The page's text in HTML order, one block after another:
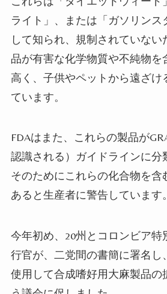
ライト」、または「ガソリンス
して知られ、規制されていない
品が有害な化学物質や不純物を
高く、子供やペットから遠ざけ
ています。
FDAはまた、これらの製品が
認識される）ガイドラインに分
そのためにこれらの化合物を含
あると生産者に警告しています。
今年初め、 20州とコロンビア特
行官が、二党間の書簡に署名し
使用して合成嗜好用大麻製品の